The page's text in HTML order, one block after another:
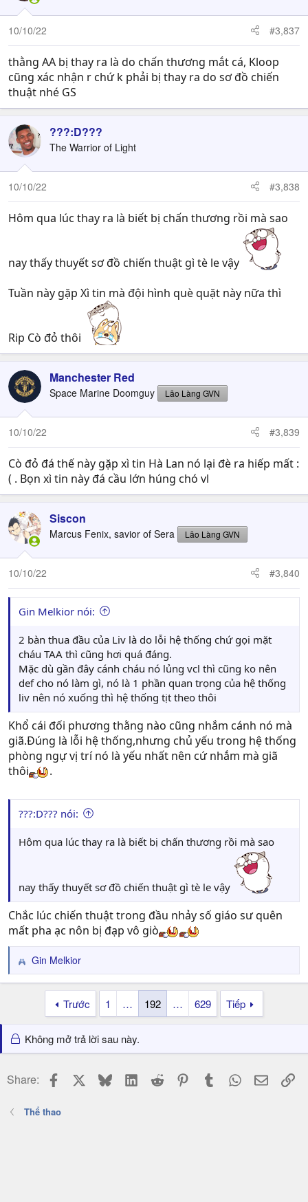
10/10/22 #3,837
thằng AA bị thay ra là do chấn thương mắt cá, Kloop
cũng xác nhận r chứ k phải bị thay ra do sơ đồ chiến
thuật nhé GS
???:D???
The Warrior of Light
10/10/22 #3,838
Hôm qua lúc thay ra là biết bị chấn thương rồi mà sao
nay thấy thuyết sơ đồ chiến thuật gì tè le vậy
Tuần này gặp Xì tin mà đội hình què quặt này nữa thì
Rip Cò đỏ thôi
Manchester Red
Space Marine Doomguy Lão Làng GVN
10/10/22 #3,839
Cò đỏ đá thế này gặp xì tin Hà Lan nó lại đè ra hiếp mất :
( . Bọn xì tin này đá cầu lớn húng chó vl
Siscon
Marcus Fenix, savior of Sera Lão Làng GVN
10/10/22 #3,840
Gin Melkior nói:
2 bàn thua đầu của Liv là do lỗi hệ thống chứ gọi mặt
cháu TAA thì cũng hơi quá đáng.
Mặc dù gần đây cánh cháu nó lủng vcl thì cũng ko nên
def cho nó làm gì, nó là 1 phần quan trọng của hệ thống
liv nên nó xuống thì hệ thống tịt theo thôi
Khổ cái đối phương thằng nào cũng nhắm cánh nó mà
giã.Đúng là lỗi hệ thống,nhưng chủ yếu trong hệ thống
phòng ngự vị trí nó là yếu nhất nên cứ nhắm mà giã
thôi
.
???:D??? nói:
Hôm qua lúc thay ra là biết bị chấn thương rồi mà sao
nay thấy thuyết sơ đồ chiến thuật gì tè le vậy
Chắc lúc chiến thuật trong đầu nhảy số giáo sư quên
mất pha ạc nôn bị đạp vô giò
R
e
i
o
n
:
Gin Melkior
Trước 1 … 192 … 629 Tiếp
Không mở trả lời sau này.
Share: Facebook BlueskyLinkedIn
Reddit PinterestTumblr WhatsApp
Email
Thể thao